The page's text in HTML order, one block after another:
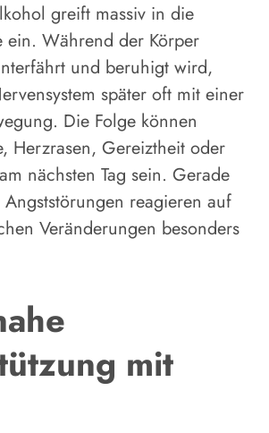
greift massiv in die
ein. Während der Körper
und beruhigt wird,
später oft mit einer
Die Folge können
Herzrasen, Gereiztheit oder
nächsten Tag sein. Gerade
reagieren auf
Veränderungen besonders
mit